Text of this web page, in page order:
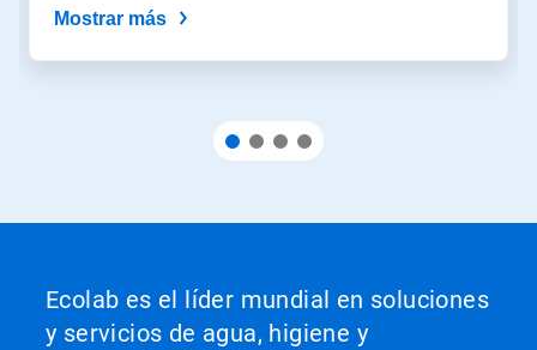
diapositiva.
Mostrar más
Ecolab es el líder mundial en soluciones
y servicios de agua, higiene y